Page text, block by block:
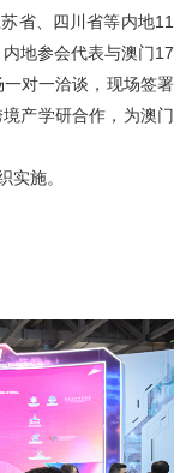
省、四川省等内地11
地参会代表与澳门17
对一洽谈，现场签署
产学研合作，为澳门
施。